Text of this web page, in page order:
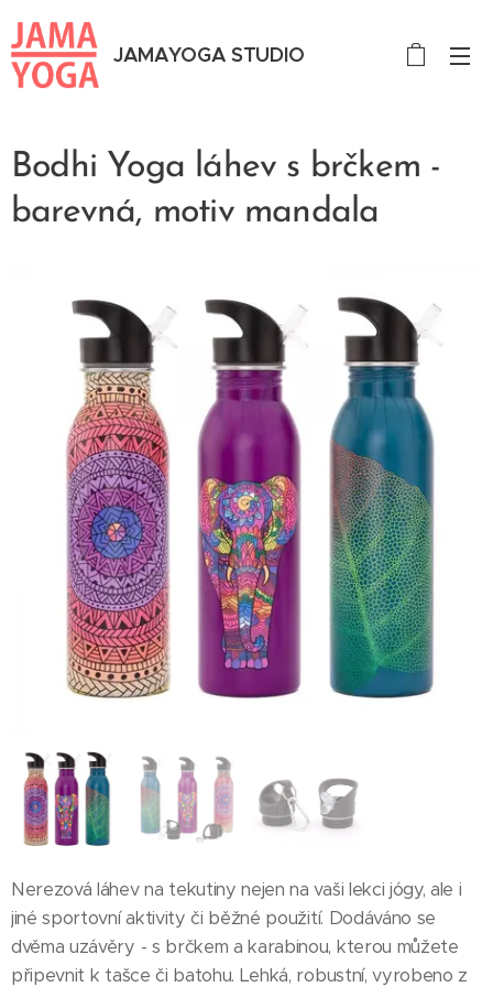
JAMAYOGA STUDIO
Bodhi Yoga láhev s brčkem -
barevná, motiv mandala
Nerezová láhev na tekutiny nejen na vaši lekci jógy, ale i
jiné sportovní aktivity či běžné použití. Dodáváno se
dvěma uzávěry - s brčkem a karabinou, kterou můžete
připevnit k tašce či batohu. Lehká, robustní, vyrobeno z